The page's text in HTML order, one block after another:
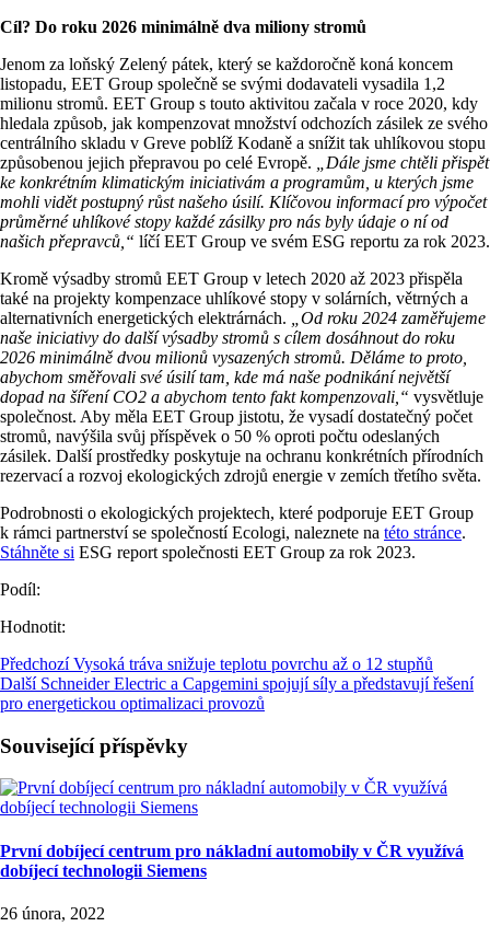
Cíl? Do roku 2026 minimálně dva miliony stromů
Jenom za loňský Zelený pátek, který se každoročně koná koncem
listopadu, EET Group společně se svými dodavateli vysadila 1,2
milionu stromů. EET Group s touto aktivitou začala v roce 2020, kdy
hledala způsob, jak kompenzovat množství odchozích zásilek ze svého
centrálního skladu v Greve poblíž Kodaně a snížit tak uhlíkovou stopu
způsobenou jejich přepravou po celé Evropě.
„Dále jsme chtěli přispět
ke konkrétním klimatickým iniciativám a programům, u kterých jsme
mohli vidět postupný růst našeho úsilí. Klíčovou informací pro výpočet
průměrné uhlíkové stopy každé zásilky pro nás byly údaje o ní od
našich přepravců,“ líčí EET Group ve svém ESG reportu za rok 2023.
Kromě výsadby stromů EET Group v letech 2020 až 2023 přispěla
také na projekty kompenzace uhlíkové stopy v solárních, větrných a
alternativních energetických elektrárnách.
„Od roku 2024 zaměřujeme
naše iniciativy do další výsadby stromů s cílem dosáhnout do roku
2026 minimálně dvou milionů vysazených stromů. Děláme to proto,
abychom směřovali své úsilí tam, kde má naše podnikání největší
dopad na šíření CO2 a abychom tento fakt kompenzovali,“ vysvětluje
společnost. Aby měla EET Group jistotu, že vysadí dostatečný počet
stromů, navýšila svůj příspěvek o 50 % oproti počtu odeslaných
zásilek. Další prostředky poskytuje na ochranu konkrétních přírodních
rezervací a rozvoj ekologických zdrojů energie v zemích třetího světa.
Podrobnosti o ekologických projektech, které podporuje EET Group
k rámci partnerství se společností Ecologi, naleznete na této stránce.
Stáhněte si ESG report společnosti EET Group za rok 2023.
Podíl:
Hodnotit:
Předchozí Vysoká tráva snižuje teplotu povrchu až o 12 stupňů
Další Schneider Electric a Capgemini spojují síly a představují řešení
pro energetickou optimalizaci provozů
Související příspěvky
První dobíjecí centrum pro nákladní automobily v ČR využívá
dobíjecí technologii Siemens
26 února, 2022